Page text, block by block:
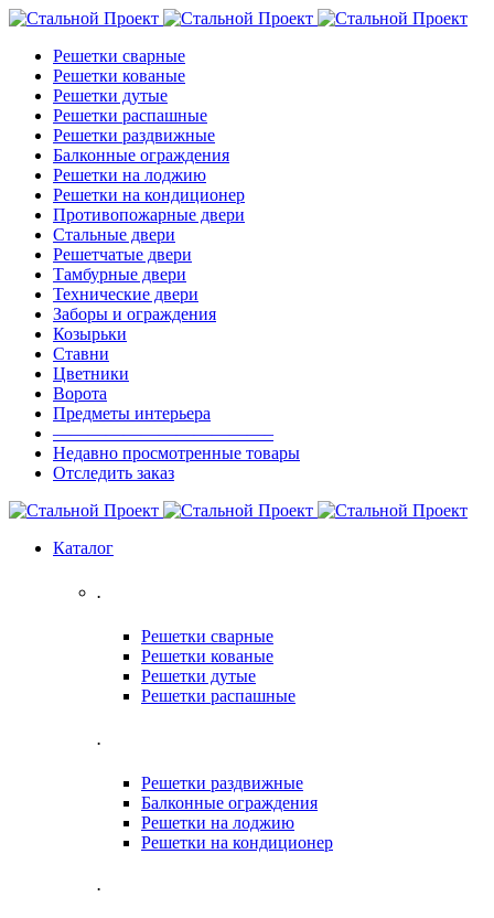
Решетки сварные
Решетки кованые
Решетки дутые
Решетки распашные
Решетки раздвижные
Балконные ограждения
Решетки на лоджию
Решетки на кондиционер
Противопожарные двери
Стальные двери
Решетчатые двери
Тамбурные двери
Технические двери
Заборы и ограждения
Козырьки
Ставни
Цветники
Ворота
Предметы интерьера
————————————–
Недавно просмотренные товары
Отследить заказ
Каталог
.
Решетки сварные
Решетки кованые
Решетки дутые
Решетки распашные
.
Решетки раздвижные
Балконные ограждения
Решетки на лоджию
Решетки на кондиционер
.